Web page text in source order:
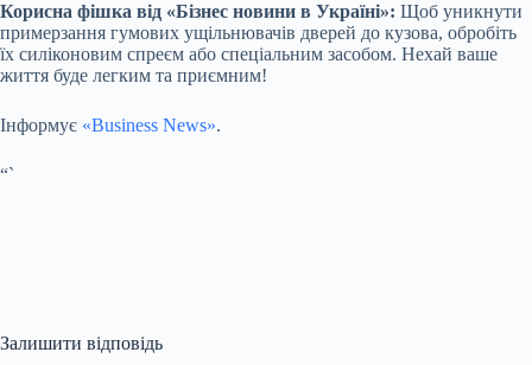
Корисна фішка від «Бізнес новини в Україні»: Щоб уникнути
примерзання гумових ущільнювачів дверей до кузова, обробіть
їх силіконовим спреєм або спеціальним засобом. Нехай ваше
життя буде легким та приємним!
Інформує «Business News».
“`
Залишити відповідь